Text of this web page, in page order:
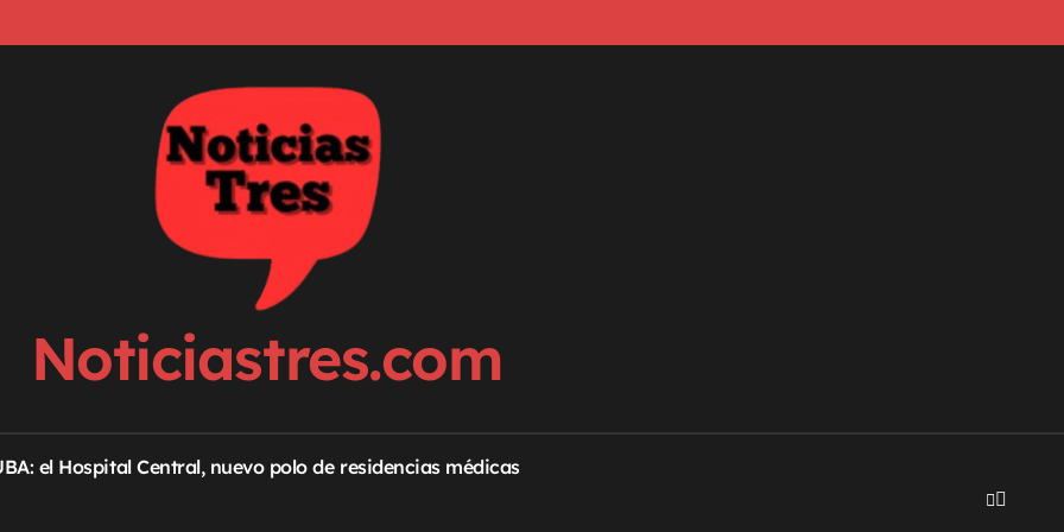
Noticiastres.com
el Hospital Central, nuevo polo de residencias médicas